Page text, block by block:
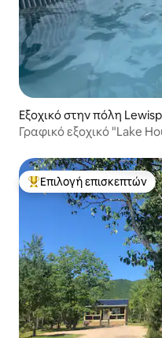
Εξοχικό στην πόλη
Γραφικό εξοχικό "Lake
Κορυφαία επιλογή
Επιλογή επισκεπτών